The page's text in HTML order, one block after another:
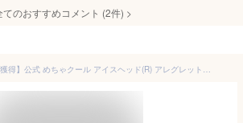
てのおすすめコメント (2件) >
【ランキング1位獲得】公式 めちゃクール アイスヘッド(R) アレグレット 保冷剤 クールパッド 接触冷感 熱中症対策 暑さ対策 ヘルメット 帽子 ひんやり 冷感グッズ 軽い 軽量 節電対策 バイク 工事現場 外作業 野球 メンズ レディース キッズ 大人 子供